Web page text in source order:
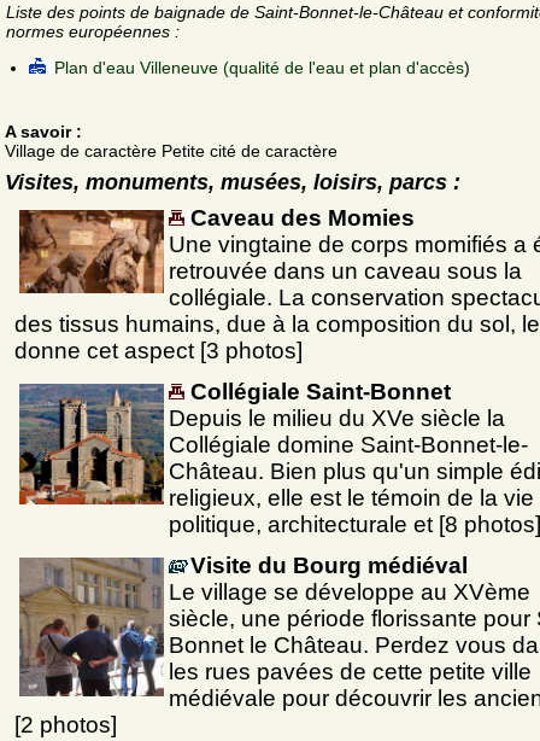
Liste des points de baignade de Saint-Bonnet-le-Château et
normes européennes :
Plan d'eau Villeneuve (qualité de l'eau et plan d'accès)
A savoir :
Village de caractère Petite cité de caractère
Visites, monuments, musées, loisirs, parcs :
Caveau des Momies
Une vingtaine de corps momifiés a
retrouvée dans un caveau sous la
collégiale. La conservation
des tissus humains, due à la composition du sol,
donne cet aspect [3 photos]
Collégiale Saint-Bonnet
Depuis le milieu du XVe siècle la
Collégiale domine Saint-Bonnet-le-
Château. Bien plus qu'un simple
religieux, elle est le témoin de la vie
politique, architecturale et [8 photos]
Visite du Bourg médiéval
Le village se développe au XVème
siècle, une période florissante pour
Bonnet le Château. Perdez vous
les rues pavées de cette petite ville
médiévale pour découvrir les
[2 photos]